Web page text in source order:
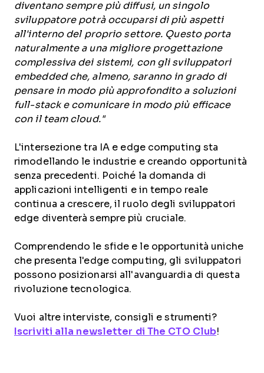
diventano sempre più diffusi, un singolo
sviluppatore potrà occuparsi di più aspetti
all'interno del proprio settore. Questo porta
naturalmente a una migliore progettazione
complessiva dei sistemi, con gli sviluppatori
embedded che, almeno, saranno in grado di
pensare in modo più approfondito a soluzioni
full-stack e comunicare in modo più efficace
con il team cloud."
L'intersezione tra IA e edge computing sta
rimodellando le industrie e creando opportunità
senza precedenti. Poiché la domanda di
applicazioni intelligenti e in tempo reale
continua a crescere, il ruolo degli sviluppatori
edge diventerà sempre più cruciale.
Comprendendo le sfide e le opportunità uniche
che presenta l'edge computing, gli sviluppatori
possono posizionarsi all'avanguardia di questa
rivoluzione tecnologica.
Vuoi altre interviste, consigli e strumenti?
Iscriviti alla newsletter di The CTO Club!